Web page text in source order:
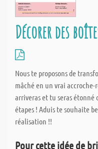
Décorer des
Nous te proposons de
mâché en un vrai accroche-
arriveras et tu seras étonné
étapes ! Aduis te souhaite
réalisation !!
Pour cette idée de